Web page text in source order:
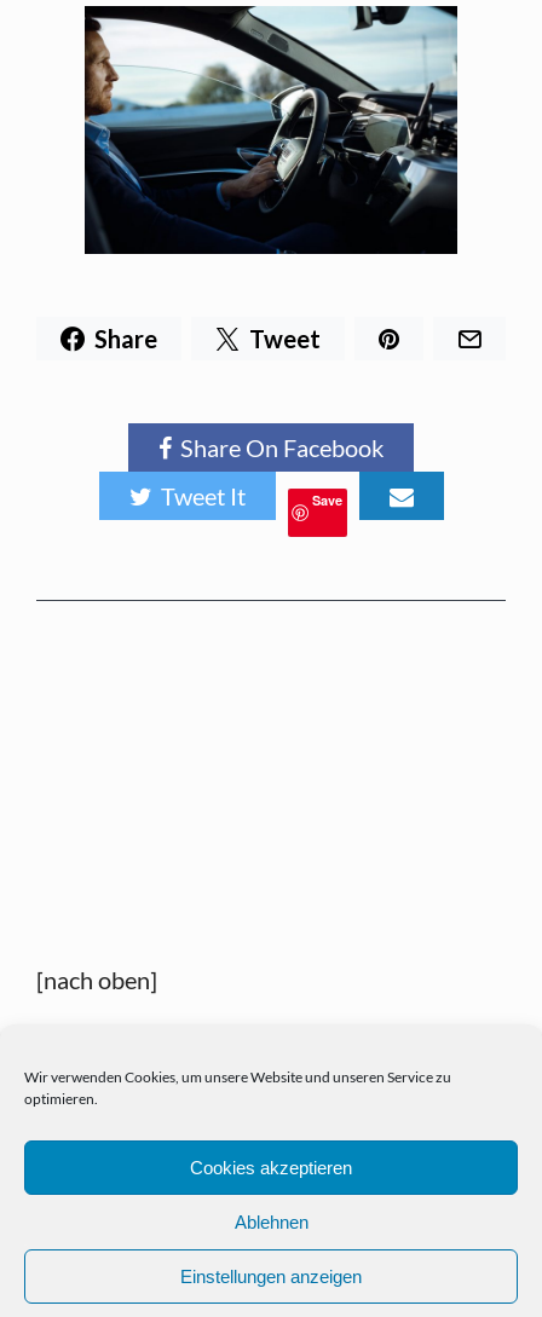
Wir verwenden Cookies, um unsere Website und unseren Service zu
optimieren.
Cookies akzeptieren
Ablehnen
Einstellungen anzeigen
Share Tweet
Share On Facebook
Tweet It
Save
[nach oben]
KONTAKT